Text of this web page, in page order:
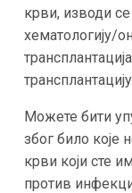
крви, изводи
хематологију/
Можете бити
због било које
крви који сте
против